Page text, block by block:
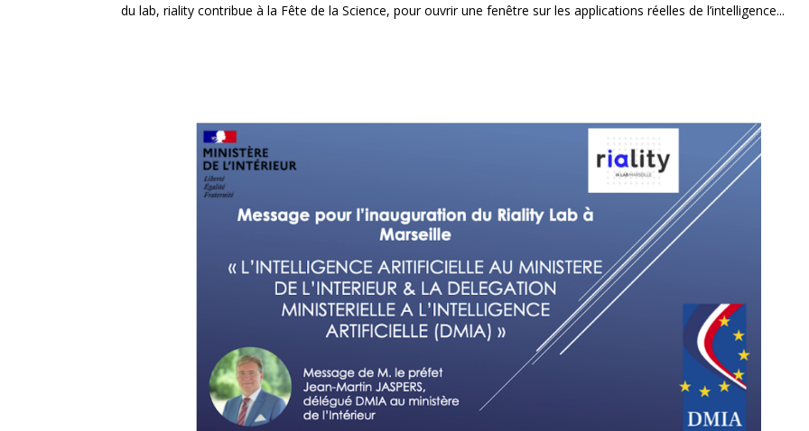
du lab, riality contribue à la Fête de la Science, pour ouvrir une fenêtre sur les applications réelles de l’intelligence...